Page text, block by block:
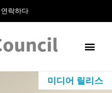
연락하다
미디어 릴리스